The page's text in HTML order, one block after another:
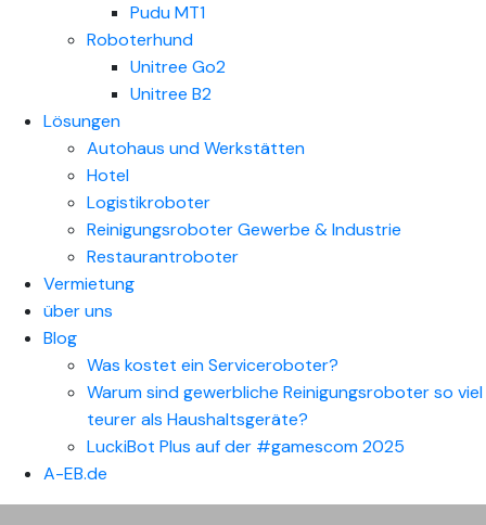
Pudu MT1
Roboterhund
Unitree Go2
Unitree B2
Lösungen
Autohaus und Werkstätten
Hotel
Logistikroboter
Reinigungsroboter Gewerbe & Industrie
Restaurantroboter
Vermietung
über uns
Blog
Was kostet ein Serviceroboter?
Warum sind gewerbliche Reinigungsroboter so viel
teurer als Haushaltsgeräte?
LuckiBot Plus auf der #gamescom 2025
A-EB.de